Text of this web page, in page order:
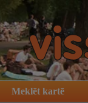
Meklēt kartē